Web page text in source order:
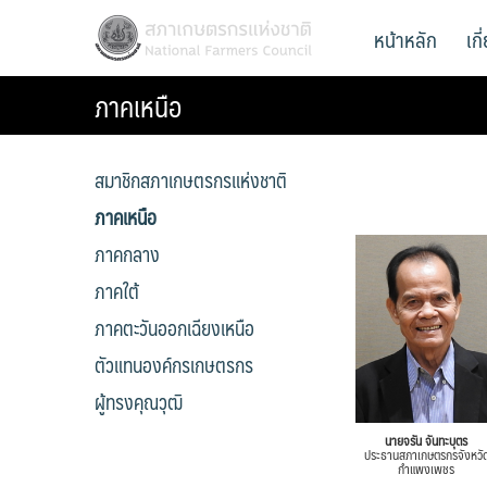
สภาเกษตรกรแห่งชาติ
National Farmers Council หน้าหลัก เ
ภาคเหนือ
นายจรัน จันทะบุตร
ประธานสภาเกษตรกรจังหวั
กำแพงเพชร
สมาชิกสภาเกษตรกรแห่งชาติ
ภาคเหนือ
ภาคกลาง
ภาคใต้
ภาคตะวันออกเฉียงเหนือ
ตัวแทนองค์กรเกษตรกร
ผู้ทรงคุณวุฒิ